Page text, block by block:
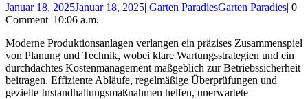
Januar 18, 2025Januar 18, 2025| Garten ParadiesGarten Paradies| 0
Comment| 10:06 a.m.
Moderne Produktionsanlagen verlangen ein präzises Zusammenspiel
von Planung und Technik, wobei klare Wartungsstrategien und ein
durchdachtes Kostenmanagement maßgeblich zur Betriebssicherheit
beitragen. Effiziente Abläufe, regelmäßige Überprüfungen und
gezielte Instandhaltungsmaßnahmen helfen, unerwartete